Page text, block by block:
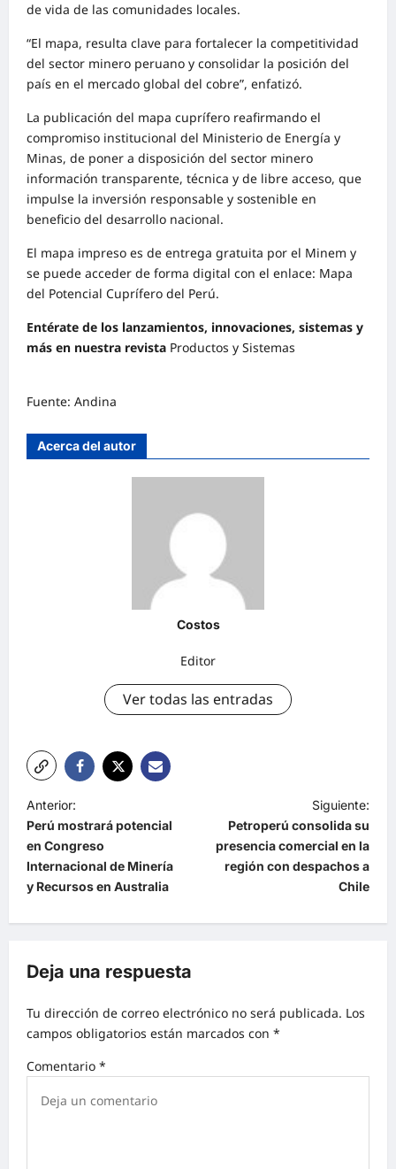
de vida de las comunidades locales.
“El mapa, resulta clave para fortalecer la competitividad
del sector minero peruano y consolidar la posición del
país en el mercado global del cobre”, enfatizó.
La publicación del mapa cuprífero reafirmando el
compromiso institucional del Ministerio de Energía y
Minas, de poner a disposición del sector minero
información transparente, técnica y de libre acceso, que
impulse la inversión responsable y sostenible en
beneficio del desarrollo nacional.
El mapa impreso es de entrega gratuita por el Minem y
se puede acceder de forma digital con el enlace: Mapa
del Potencial Cuprífero del Perú.
Entérate de los lanzamientos, innovaciones, sistemas y
más en nuestra revista Productos y Sistemas
Fuente: Andina
Acerca del autor
Costos
Editor
Ver todas las entradas
Anterior:
Perú mostrará potencial
en Congreso
Internacional de Minería
y Recursos en Australia
Siguiente:
Petroperú consolida su
presencia comercial en la
región con despachos a
Chile
Deja una respuesta
Tu dirección de correo electrónico no será publicada. Los
campos obligatorios están marcados con *
Comentario *